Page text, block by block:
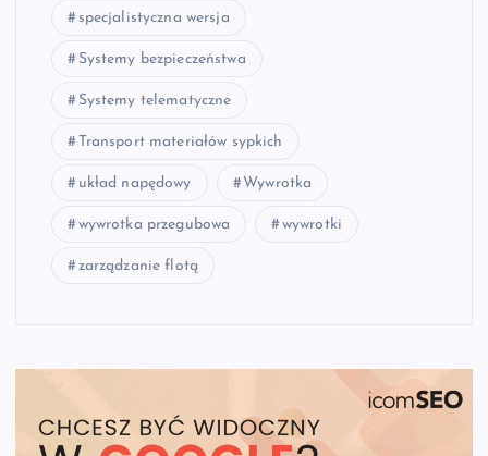
specjalistyczna wersja
Systemy bezpieczeństwa
Systemy telematyczne
Transport materiałów sypkich
układ napędowy Wywrotka
wywrotka przegubowa wywrotki
zarządzanie flotą